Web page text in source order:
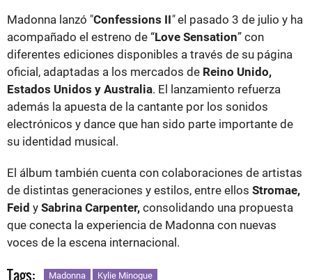
Madonna lanzó "Confessions II"el pasado 3 de julio y ha
acompañado el estreno de “Love Sensation” con
diferentes ediciones disponibles a través de su página
oficial, adaptadas a los mercados de Reino Unido,
Estados Unidos y Australia. El lanzamiento refuerza
además la apuesta de la cantante por los sonidos
electrónicos y dance que han sido parte importante de
su identidad musical.
El álbum también cuenta con colaboraciones de artistas
de distintas generaciones y estilos, entre ellos Stromae,
Feid y Sabrina Carpenter, consolidando una propuesta
que conecta la experiencia de Madonna con nuevas
voces de la escena internacional.
Tags: Madonna Kylie Minogue